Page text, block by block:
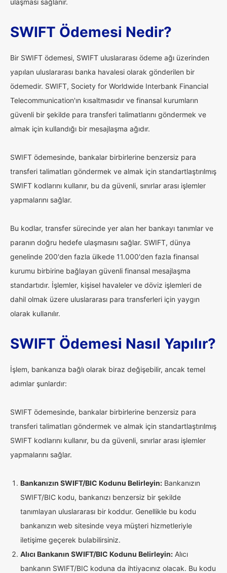
ulaşması sağlanır.
SWIFT Ödemesi Nedir?
Bir SWIFT ödemesi, SWIFT uluslararası ödeme ağı üzerinden
yapılan uluslararası banka havalesi olarak gönderilen bir
ödemedir. SWIFT, Society for Worldwide Interbank Financial
Telecommunication'ın kısaltmasıdır ve finansal kurumların
güvenli bir şekilde para transferi talimatlarını göndermek ve
almak için kullandığı bir mesajlaşma ağıdır.
SWIFT ödemesinde, bankalar birbirlerine benzersiz para
transferi talimatları göndermek ve almak için standartlaştırılmış
SWIFT kodlarını kullanır, bu da güvenli, sınırlar arası işlemler
yapmalarını sağlar.
Bu kodlar, transfer sürecinde yer alan her bankayı tanımlar ve
paranın doğru hedefe ulaşmasını sağlar. SWIFT, dünya
genelinde 200'den fazla ülkede 11.000'den fazla finansal
kurumu birbirine bağlayan güvenli finansal mesajlaşma
standartıdır. İşlemler, kişisel havaleler ve döviz işlemleri de
dahil olmak üzere uluslararası para transferleri için yaygın
olarak kullanılır.
SWIFT Ödemesi Nasıl Yapılır?
İşlem, bankanıza bağlı olarak biraz değişebilir, ancak temel
adımlar şunlardır:
SWIFT ödemesinde, bankalar birbirlerine benzersiz para
transferi talimatları göndermek ve almak için standartlaştırılmış
SWIFT kodlarını kullanır, bu da güvenli, sınırlar arası işlemler
yapmalarını sağlar.
Bankanızın SWIFT/BIC Kodunu Belirleyin: Bankanızın
SWIFT/BIC kodu, bankanızı benzersiz bir şekilde
tanımlayan uluslararası bir koddur. Genellikle bu kodu
bankanızın web sitesinde veya müşteri hizmetleriyle
iletişime geçerek bulabilirsiniz.
Alıcı Bankanın SWIFT/BIC Kodunu Belirleyin: Alıcı
bankanın SWIFT/BIC koduna da ihtiyacınız olacak. Bu kodu